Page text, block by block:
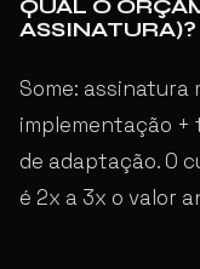
QUAL O
ASSINATURA)?
Some: assinatura
implementação +
de adaptação. O
é 2x a 3x o valor